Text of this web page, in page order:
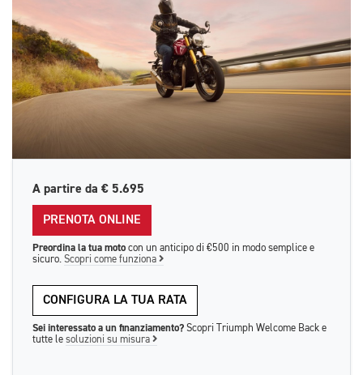
A partire da € 5.695
PRENOTA ONLINE
Preordina la tua moto con un anticipo di €500 in modo semplice e
sicuro. Scopri come funziona
CONFIGURA LA TUA RATA
Sei interessato a un finanziamento? Scopri Triumph Welcome Back e
tutte le soluzioni su misura